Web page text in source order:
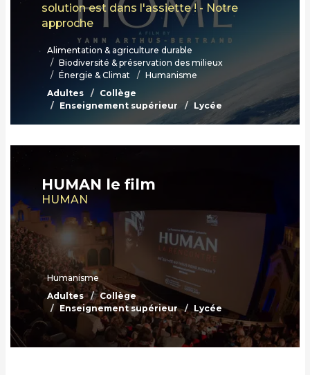
solution est dans l'assiette ! - Notre
approche
Alimentation & agriculture durable
Biodiversité & préservation des milieux
Énergie & Climat
Humanisme
Adultes
Collège
Enseignement supérieur
Lycée
HUMAN le film
HUMAN
Humanisme
Adultes
Collège
Enseignement supérieur
Lycée